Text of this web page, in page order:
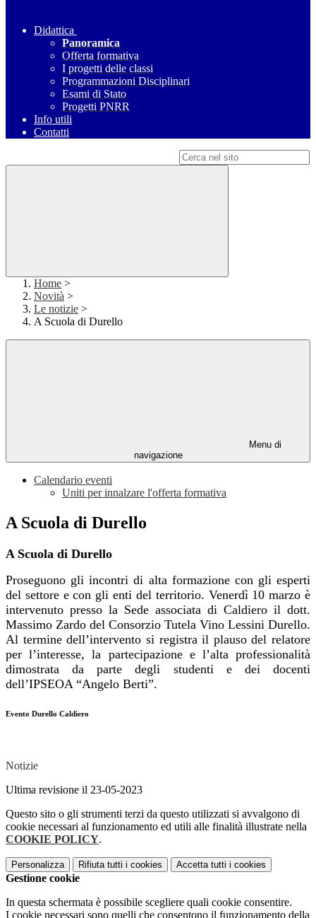
Didattica
Panoramica
Offerta formativa
I progetti delle classi
Programmazioni Disciplinari
Esami di Stato
Progetti PNRR
Info utili
Contatti
Home >
Novità >
Le notizie >
A Scuola di Durello
Menu di
navigazione
Calendario eventi
Uniti per innalzare l'offerta formativa
A Scuola di Durello
A Scuola di Durello
Proseguono gli incontri di alta formazione con gli esperti
del settore e con gli enti del territorio. Venerdì 10 marzo è
intervenuto presso la Sede associata di Caldiero il dott.
Massimo Zardo del Consorzio Tutela Vino Lessini Durello.
Al termine dell’intervento si registra il plauso del relatore
per l’interesse, la partecipazione e l’alta professionalità
dimostrata da parte degli studenti e dei docenti
dell’IPSEOA “Angelo Berti”.
Evento Durello Caldiero
Notizie
Ultima revisione il 23-05-2023
Questo sito o gli strumenti terzi da questo utilizzati si avvalgono di
cookie necessari al funzionamento ed utili alle finalità illustrate nella
COOKIE POLICY.
Personalizza Rifiuta tutti i cookies Accetta tutti i cookies
Gestione cookie
In questa schermata è possibile scegliere quali cookie consentire.
I cookie necessari sono quelli che consentono il funzionamento della